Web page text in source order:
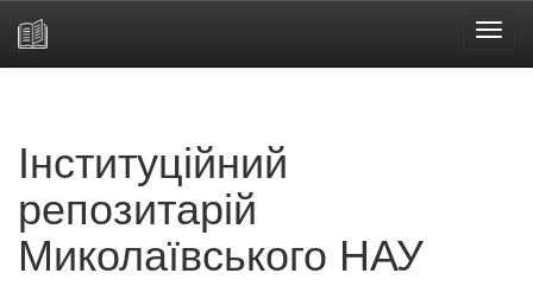
Інституційний
репозитарій
Миколаївського НАУ